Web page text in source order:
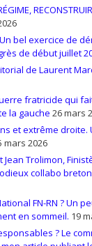
bel exercice de
de début juillet
de Laurent
fratricide qui
la gauche 26 mars
et extrême droite.
mars 2026
Jean Trolimon,
collabo
FN-RN ? Un
en sommeil. 19
? Le